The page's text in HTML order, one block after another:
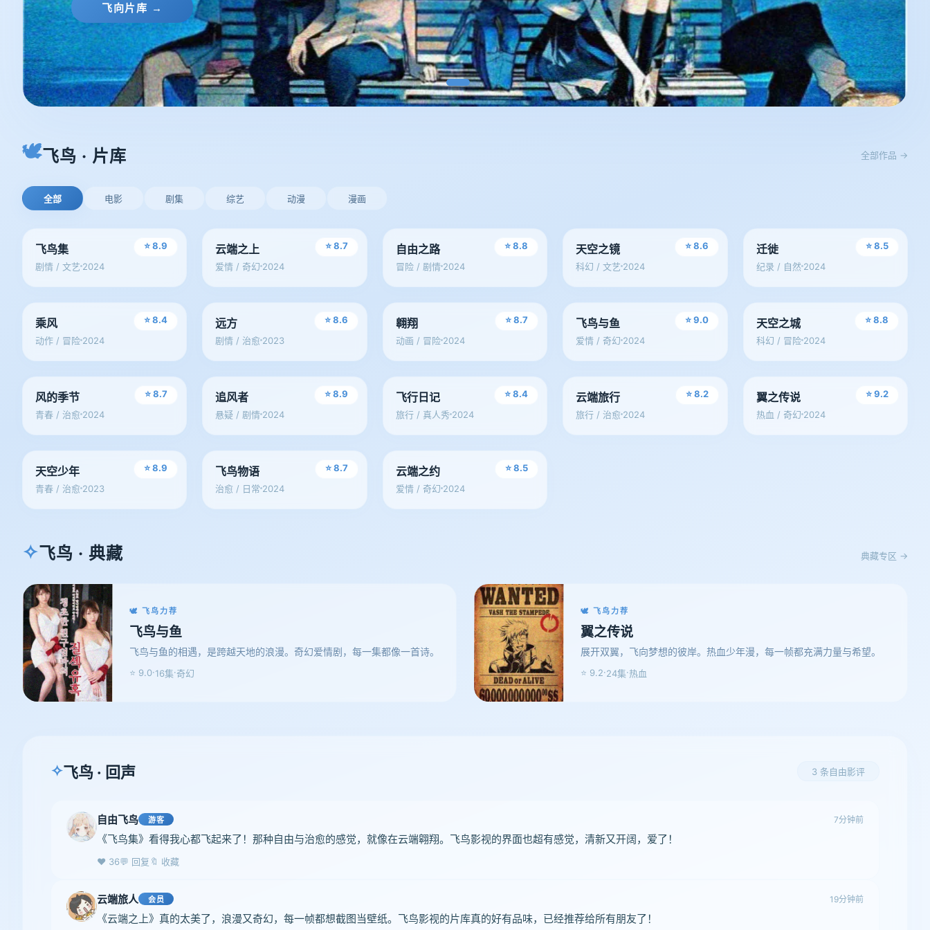
云端漫游 →
🕊飞鸟 · 片库 全部作品 →
全部 电影 剧集 综艺 动漫 漫画
⭐ 8.9
飞鸟集
剧情 / 文艺 2024
⭐ 8.7
云端之上
爱情 / 奇幻 2024
⭐ 8.8
自由之路
冒险 / 剧情2024
⭐ 8.6
天空之镜
科幻 / 文艺 2024
⭐ 8.5
迁徙
纪录 / 自然 2024
⭐ 8.4
电影
乘风
动作 / 冒险 2024
⭐ 8.6
电影
远方
剧情 / 治愈 2023
⭐ 8.7
电影
翱翔
动画 / 冒险2024
⭐ 9.0
剧集
飞鸟与鱼
爱情 / 奇幻 2024
⭐ 8.8
剧集
天空之城
科幻 / 冒险2024
⭐ 8.7
剧集
风的季节
青春 / 治愈 2024
⭐ 8.9
剧集
追风者
悬疑 / 剧情 2024
⭐ 8.4
综艺
飞行日记
旅行 / 真人秀 2024
⭐ 8.2
综艺
云端旅行
旅行 / 治愈 2024
⭐ 9.2
翼之传说
热血 / 奇幻 2024
⭐ 8.9
动漫
天空少年
青春 / 治愈 2023
⭐ 8.7
漫画
飞鸟物语
治愈 / 日常 2024
⭐ 8.5
漫画
云端之约
爱情 / 奇幻 2024
✧飞鸟 · 典藏 典藏专区 →
🕊 飞鸟力荐
飞鸟与鱼
飞鸟与鱼的相遇，是跨越天地的浪漫。奇幻爱情剧，每一集都像一首诗。
⭐ 9.0·16集·奇幻
🕊 飞鸟力荐
翼之传说
展开双翼，飞向梦想的彼岸。热血少年漫，每一帧都充满力量与希望。
⭐ 9.2·24集·热血
✧飞鸟 · 回声 3 条自由影评
自由飞鸟 游客 7分钟前
《飞鸟集》看得我心都飞起来了！那种自由与治愈的感觉，就像在云端翱翔。飞鸟影视的界面也超有感觉，清新又开阔，爱了！
❤️ 36💬 回复 🔖 收藏
云端旅人 会员 19分钟前
《云端之上》真的太美了，浪漫又奇幻，每一帧都想截图当壁纸。飞鸟影视的片库真的好有品味，已经推荐给所有朋友了！